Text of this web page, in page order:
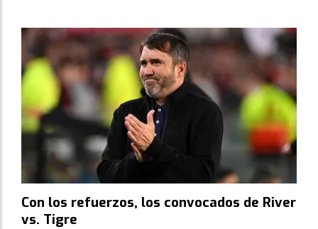
Con los refuerzos, los convocados de River
vs. Tigre